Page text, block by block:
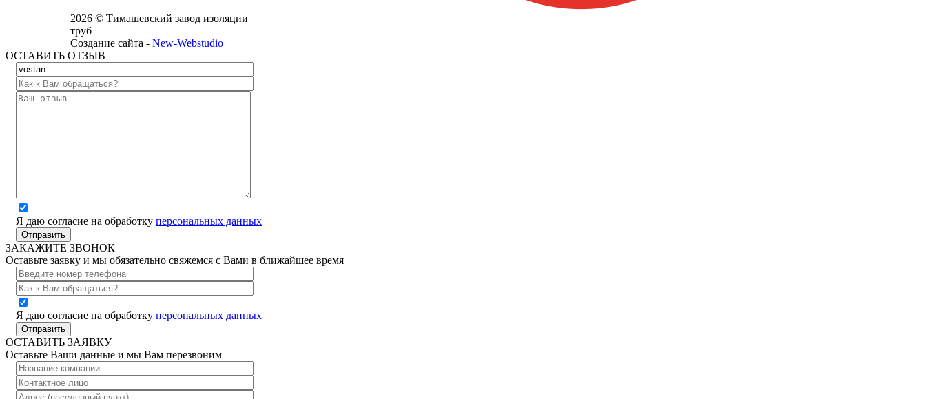
2026 © Тимашевский завод изоляции
труб
Создание сайта - New-Webstudio
ОСТАВИТЬ ОТЗЫВ
Я даю согласие на обработку персональных данных
ЗАКАЖИТЕ ЗВОНОК
Оставьте заявку и мы обязательно свяжемся с Вами в ближайшее время
Я даю согласие на обработку персональных данных
ОСТАВИТЬ ЗАЯВКУ
Оставьте Ваши данные и мы Вам перезвоним